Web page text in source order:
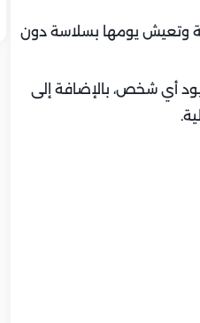
وتعيش يومها بسلاسة دون
أي شخص، بالإضافة إلى